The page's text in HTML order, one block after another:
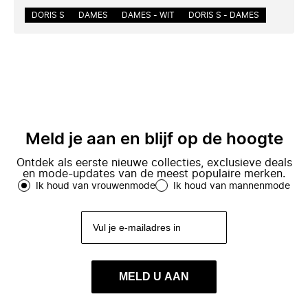
DORIS S DAMES DAMES - WIT DORIS S - DAMES
Meld je aan en blijf op de hoogte
Ontdek als eerste nieuwe collecties, exclusieve deals
en mode-updates van de meest populaire merken.
Ik houd van vrouwenmode Ik houd van mannenmode
MELD U AAN